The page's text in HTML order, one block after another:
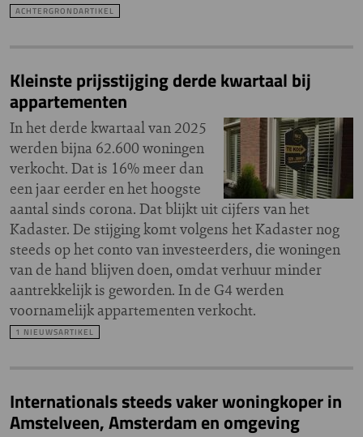
ACHTERGRONDARTIKEL
Kleinste prijsstijging derde kwartaal bij
appartementen
In het derde kwartaal van 2025
werden bijna 62.600 woningen
verkocht. Dat is 16% meer dan
een jaar eerder en het hoogste
aantal sinds corona. Dat blijkt uit cijfers van het
Kadaster. De stijging komt volgens het Kadaster nog
steeds op het conto van investeerders, die woningen
van de hand blijven doen, omdat verhuur minder
aantrekkelijk is geworden. In de G4 werden
voornamelijk appartementen verkocht.
1 NIEUWSARTIKEL
Internationals steeds vaker woningkoper in
Amstelveen, Amsterdam en omgeving